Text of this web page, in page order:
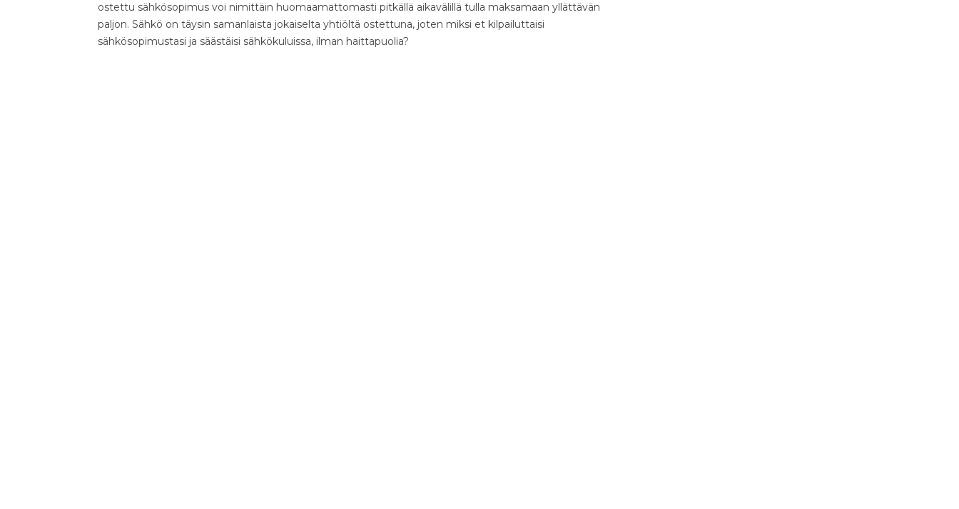
ostettu sähkösopimus voi nimittäin huomaamattomasti pitkällä aikavälillä tulla maksamaan yllättävän
paljon. Sähkö on täysin samanlaista jokaiselta yhtiöltä ostettuna, joten miksi et kilpailuttaisi
sähkösopimustasi ja säästäisi sähkökuluissa, ilman haittapuolia?